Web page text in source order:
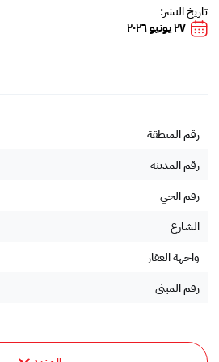
تاريخ النشر:
٢٧ يونيو ٢٠٢٦
رقم المنطقة
رقم المدينة
رقم الحي
الشارع
واجهة العقار
رقم المبنى
الرمز البريدي